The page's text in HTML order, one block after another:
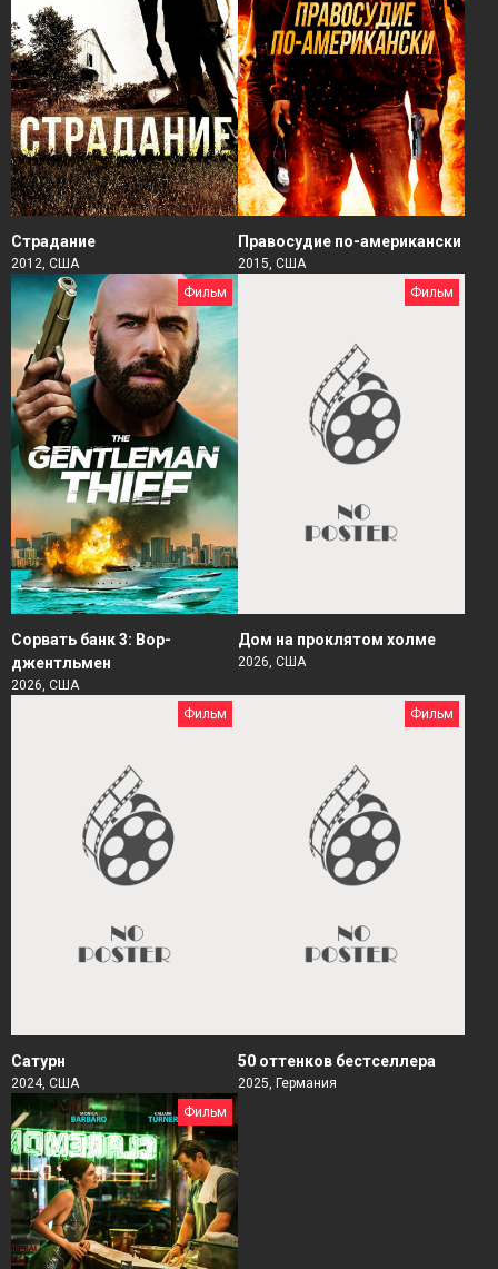
Страдание
2012, США
Правосудие по-американски
2015, США
Фильм
Сорвать банк 3: Вор-
джентльмен
2026, США
Фильм
Дом на проклятом холме
2026, США
Фильм
Сатурн
2024, США
Фильм
50 оттенков бестселлера
2025, Германия
Фильм